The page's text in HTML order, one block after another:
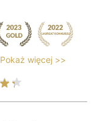
Pokaż więcej >>